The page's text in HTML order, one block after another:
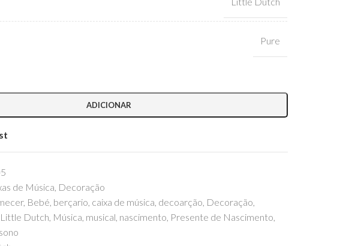
Pure
ADICIONAR
de Música, Decoração
, Bebé, berçario, caixa de música, decoarção, Decoração,
Little Dutch, Música, musical, nascimento, Presente de Nascimento,
sono